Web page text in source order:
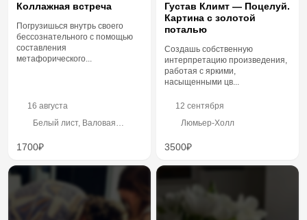
Коллажная встреча
Погрузишься внутрь своего
бессознательного с помощью
составления
метафорического...
16 августа
Белый лист, Валовая
1700₽
Густав Климт — Поцелуй.
Картина с золотой
поталью
Создашь собственную
интерпретацию произведения,
работая с яркими,
насыщенными цв...
12 сентября
Люмьер-Холл
3500₽